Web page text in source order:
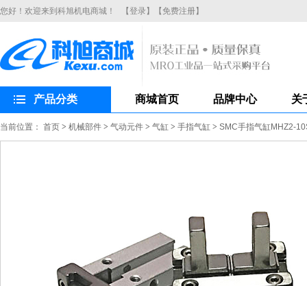
您好！欢迎来到科旭机电商城！ 【登录】 【免费注册】
产品分类 商城首页 品牌中心 关
当前位置： 首页 > 机械部件 > 气动元件 > 气缸 > 手指气缸 > SMC手指气缸MHZ2-